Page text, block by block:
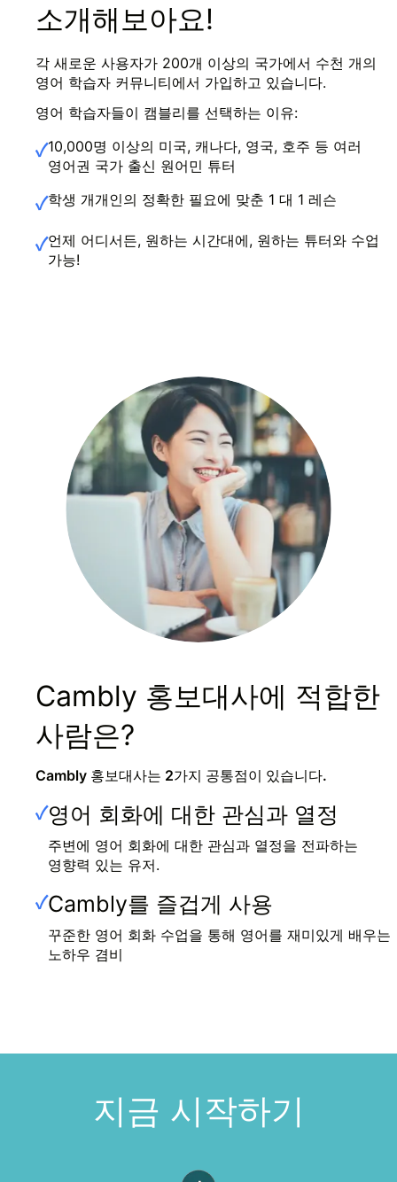
소개해보아요!
각 새로운 사용자가 200개 이상의 국가에서 수천 개의
영어 학습자 커뮤니티에서 가입하고 있습니다.
영어 학습자들이 캠블리를 선택하는 이유:
✓10,000명 이상의 미국, 캐나다, 영국, 호주 등 여러
영어권 국가 출신 원어민 튜터
✓학생 개개인의 정확한 필요에 맞춘 1 대 1 레슨
✓언제 어디서든, 원하는 시간대에, 원하는 튜터와 수업
가능!
Cambly 홍보대사에 적합한
사람은?
Cambly 홍보대사는 2가지 공통점이 있습니다.
✓영어 회화에 대한 관심과 열정
주변에 영어 회화에 대한 관심과 열정을 전파하는
영향력 있는 유저.
✓Cambly를 즐겁게 사용
꾸준한 영어 회화 수업을 통해 영어를 재미있게 배우는
노하우 겸비
지금 시작하기